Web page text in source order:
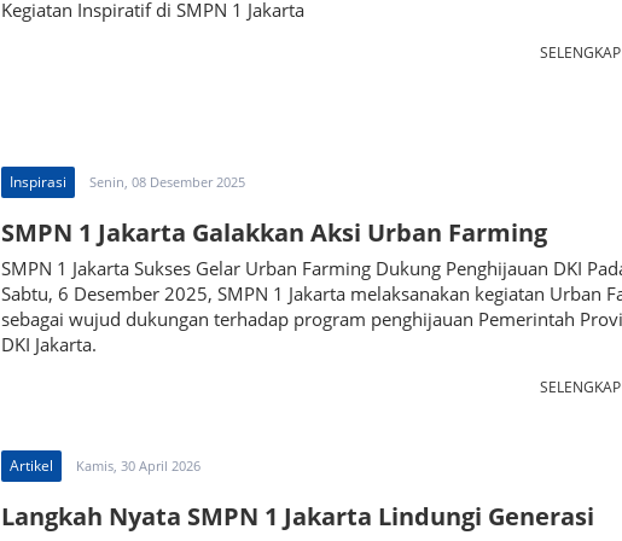
Kegiatan Inspiratif di SMPN 1 Jakarta
Inspirasi Senin, 08 Desember 2025
SMPN 1 Jakarta Galakkan Aksi Urban Farming
SMPN 1 Jakarta Sukses Gelar Urban Farming Dukung Penghijauan DKI
Sabtu, 6 Desember 2025, SMPN 1 Jakarta melaksanakan kegiatan Urban
sebagai wujud dukungan terhadap program penghijauan Pemerintah
DKI Jakarta.
Artikel Kamis, 30 April 2026
Langkah Nyata SMPN 1 Jakarta Lindungi Generasi